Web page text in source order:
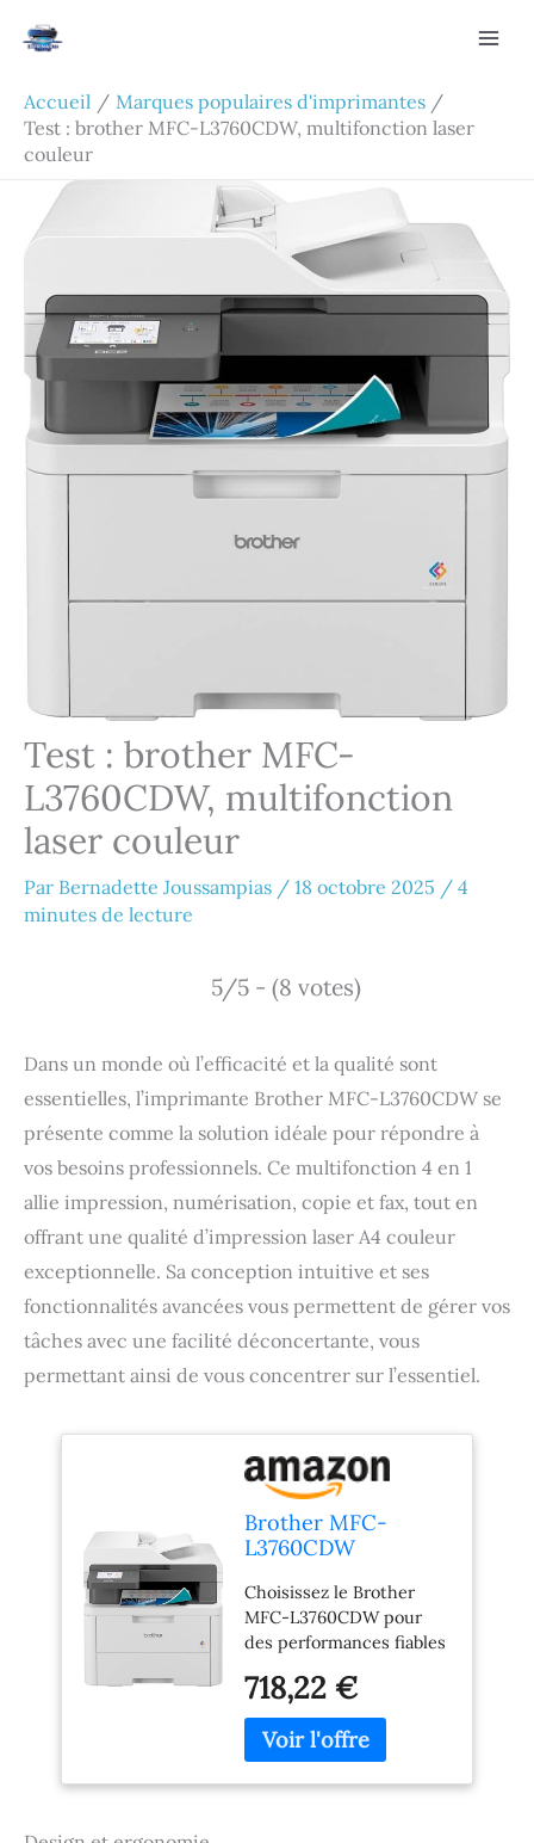
Accueil
Marques populaires d'imprimantes
Test : brother MFC-L3760CDW, multifonction laser
couleur
Test : brother MFC-
L3760CDW, multifonction
laser couleur
Par Bernadette Joussampias / 18 octobre 2025 / 4
minutes de lecture
5/5 - (8 votes)
Dans un monde où l’efficacité et la qualité sont
essentielles, l’imprimante Brother MFC-L3760CDW se
présente comme la solution idéale pour répondre à
vos besoins professionnels. Ce multifonction 4 en 1
allie impression, numérisation, copie et fax, tout en
offrant une qualité d’impression laser A4 couleur
exceptionnelle. Sa conception intuitive et ses
fonctionnalités avancées vous permettent de gérer vos
tâches avec une facilité déconcertante, vous
permettant ainsi de vous concentrer sur l’essentiel.
Brother MFC-
L3760CDW
Laser A4 Couleur
Choisissez le Brother
MFC-L3760CDW pour
des performances fiables
travail éco-responsable.
Polyvalente.
Écoresponsable.
Écoresponsable : Blauer
Engel Chargeur (feuilles)
718,22 €
Rechercher